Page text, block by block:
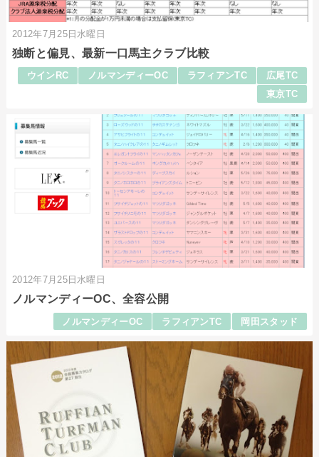
2012年7月25日水曜日
独断と偏見、最新一口馬主クラブ比較
ウインRC ノルマンディーOC ラフィアンTC
広尾TC
東京TC
2012年7月25日水曜日
ノルマンディーOC、全容公開
ノルマンディーOC ラフィアンTC 岡田スタッド